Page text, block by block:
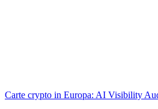
Carte crypto in Europa: AI Visibility